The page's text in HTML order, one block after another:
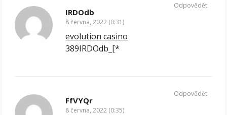
IRDOdb
8 června, 2022 (0:31)
evolution casino
389IRDOdb_[*
Odpovědět
FfVYQr
8 června, 2022 (0:35)
Odpovědět